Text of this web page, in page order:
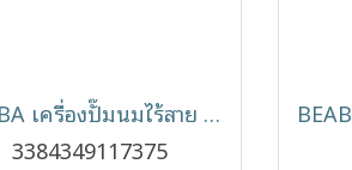
BEABA เครื่องปั๊มนมไร้สาย Single Electric Breast Pum
3384349117375